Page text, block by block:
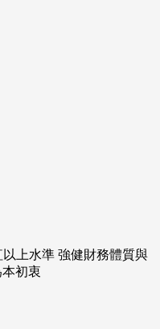
上水準 強健財務體質與
初衷